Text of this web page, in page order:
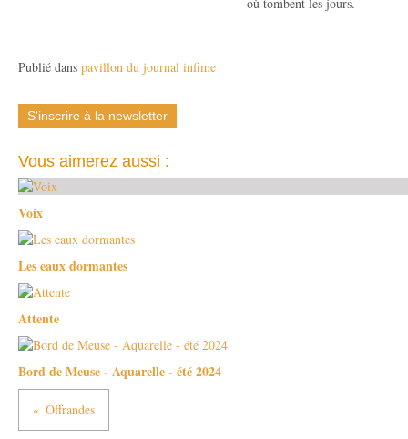
Publié dans pavillon du journal infime
S'inscrire à la newsletter
Vous aimerez aussi :
Voix
Les eaux dormantes
Attente
Bord de Meuse - Aquarelle - été 2024
Offrandes